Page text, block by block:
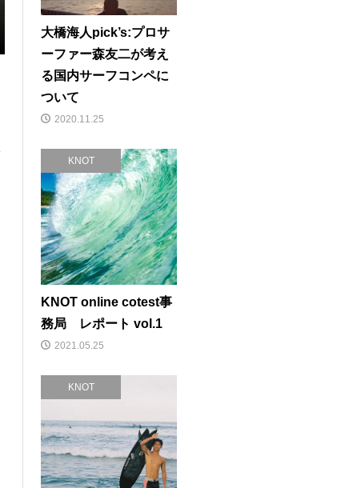
大橋海人pick’s:プロサ
ーファー森友二が考え
る国内サーフコンペに
ついて
2020.11.25
KNOT
KNOT online cotest事
務局 レポート vol.1
2021.05.25
KNOT